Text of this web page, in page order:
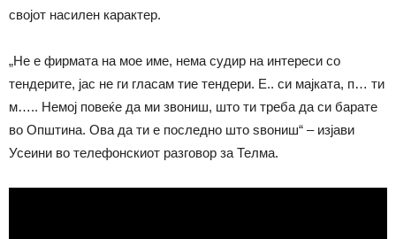
својот насилен карактер.
„Не е фирмата на мое име, нема судир на интереси со
тендерите, јас не ги гласам тие тендери. Е.. си мајката, п… ти
м….. Немој повеќе да ми звониш, што ти треба да си барате
во Општина. Ова да ти е последно што ѕвониш“ – изјави
Усеини во телефонскиот разговор за Телма.